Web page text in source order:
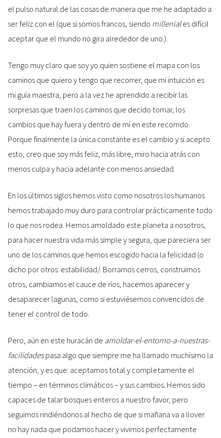
el pulso natural de las cosas de manera que me he adaptado a
ser feliz con el (que si somos francos, siendo milleniales difícil
aceptar que el mundo no gira alrededor de uno.).
Tengo muy claro que soy yo quien sostiene el mapa con los
caminos que quiero y tengo que recorrer, que mi intuición es
mi guía maestra, pero a la vez he aprendido a recibir las
sorpresas que traen los caminos que decido tomar, los
cambios que hay fuera y dentro de mí en este recorrido.
Porque finalmente la única constante es el cambio y si acepto
esto, creo que soy más feliz, más libre, miro hacia atrás con
menos culpa y hacia adelante con menos ansiedad.
En los últimos siglos hemos visto como nosotros los humanos
hemos trabajado muy duro para controlar prácticamente todo
lo que nos rodea. Hemos amoldado este planeta a nosotros,
para hacer nuestra vida más simple y segura, que pareciera ser
uno de los caminos que hemos escogido hacia la felicidad (o
dicho por otros: estabilidad). Borramos cerros, construimos
otros, cambiamos el cauce de ríos, hacemos aparecer y
desaparecer lagunas, como si estuviésemos convencidos de
tener el control de todo.
Pero, aún en este huracán de amoldar-el-entorno-a-nuestras-
facilidadespasa algo que siempre me ha llamado muchísimo la
atención, y es que: aceptamos total y completamente el
tiempo – en términos climáticos – y sus cambios. Hemos sido
capaces de talar bosques enteros a nuestro favor, pero
seguimos rindiéndonos al hecho de que si mañana va a llover
no hay nada que podamos hacer y vivimos perfectamente